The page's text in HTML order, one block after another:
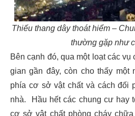
Thiếu thang dây thoát hiểm –
thường gặp như
Bên cạnh đó, qua một loạt các
gian gần đây, còn cho thấy một
phía cơ sở vật chất và cách đối
nhà. Hầu hết các chung cư hay
cơ sở vật chất phòng cháy